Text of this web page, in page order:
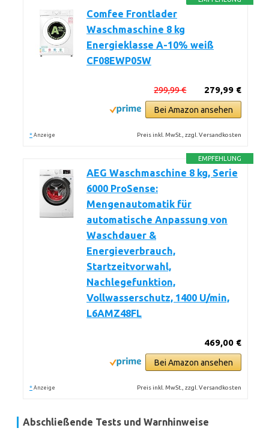
Comfee Frontlader
Waschmaschine 8 kg
Energieklasse A-10% weiß
CF08EWP05W
279,99 €
299,99 €
Bei Amazon ansehen
* Anzeige Preis inkl. MwSt., zzgl. Versandkosten
EMPFEHLUNG
AEG Waschmaschine 8 kg, Serie
6000 ProSense:
Mengenautomatik für
automatische Anpassung von
Waschdauer &
Energieverbrauch,
Startzeitvorwahl,
Nachlegefunktion,
Vollwasserschutz, 1400 U/min,
L6AMZ48FL
469,00 €
Bei Amazon ansehen
* Anzeige Preis inkl. MwSt., zzgl. Versandkosten
Abschließende Tests und Warnhinweise